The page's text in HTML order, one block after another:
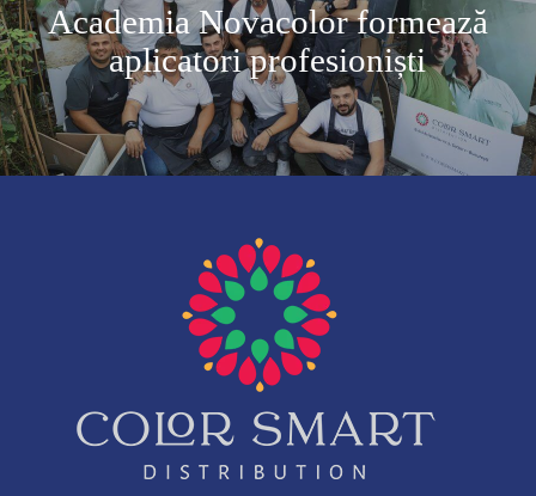
Academia Novacolor formează
aplicatori profesioniști